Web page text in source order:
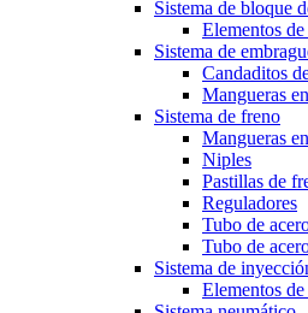
Sistema de bloque
Elementos
Sistema de
Candaditos
Mangueras
Sistema de freno
Mangueras
Niples
Pastillas de
Reguladores
Tubo de
Tubo de
Sistema de
Elementos